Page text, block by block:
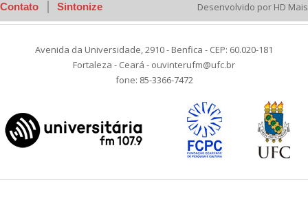
Contato Sintonize Desenvolvido por HD Mais
Avenida da Universidade, 2910 - Benfica - CEP: 60.020-181
Fortaleza - Ceará - ouvinterufm@ufc.br
fone: 85-3366-7472